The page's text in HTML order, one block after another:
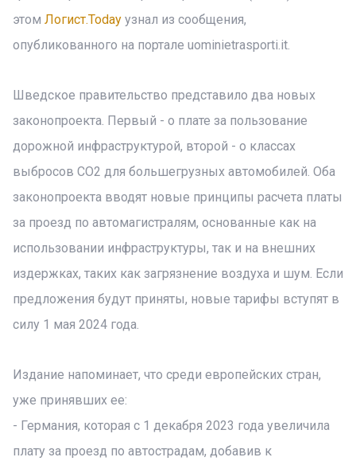
этом Логист.Today узнал из сообщения,
опубликованного на портале uominietrasporti.it.
Шведское правительство представило два новых
законопроекта. Первый - о плате за пользование
дорожной инфраструктурой, второй - о классах
выбросов CO2 для большегрузных автомобилей. Оба
законопроекта вводят новые принципы расчета платы
за проезд по автомагистралям, основанные как на
использовании инфраструктуры, так и на внешних
издержках, таких как загрязнение воздуха и шум. Если
предложения будут приняты, новые тарифы вступят в
силу 1 мая 2024 года.
Издание напоминает, что среди европейских стран,
уже принявших ее:
- Германия, которая с 1 декабря 2023 года увеличила
плату за проезд по автострадам, добавив к